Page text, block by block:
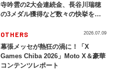
寺吟雲の2大会連続金、長谷川瑞穂
の3メダル獲得など数々の快挙をプ
2026」
OTHERS
幕張メッセが熱狂の渦に！「X
Games Chiba 2026」Moto X＆豪華
コンテンツレポート
2026.07.09